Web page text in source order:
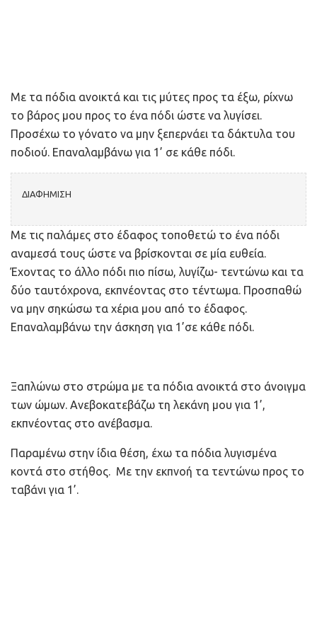
Με τα πόδια ανοικτά και τις μύτες προς τα έξω, ρίχνω
το βάρος μου προς το ένα πόδι ώστε να λυγίσει.
Προσέχω το γόνατο να μην ξεπερνάει τα δάκτυλα του
ποδιού. Επαναλαμβάνω για 1’ σε κάθε πόδι.
ΔΙΑΦΗΜΙΣΗ
Με τις παλάμες στο έδαφος τοποθετώ το ένα πόδι
αναμεσά τους ώστε να βρίσκονται σε μία ευθεία.
Έχοντας το άλλο πόδι πιο πίσω, λυγίζω- τεντώνω και τα
δύο ταυτόχρονα, εκπνέοντας στο τέντωμα. Προσπαθώ
να μην σηκώσω τα χέρια μου από το έδαφος.
Επαναλαμβάνω την άσκηση για 1’σε κάθε πόδι.
Ξαπλώνω στο στρώμα με τα πόδια ανοικτά στο άνοιγμα
των ώμων. Ανεβοκατεβάζω τη λεκάνη μου για 1’,
εκπνέοντας στο ανέβασμα.
Παραμένω στην ίδια θέση, έχω τα πόδια λυγισμένα
κοντά στο στήθος. Με την εκπνοή τα τεντώνω προς το
ταβάνι για 1’.